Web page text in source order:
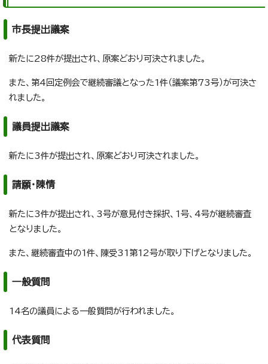
市長提出議案
新たに28件が提出され、原案どおり可決されました。
また、第4回定例会で継続審議となった1件（議案第73号）が可決さ
れました。
議員提出議案
新たに3件が提出され、原案どおり可決されました。
請願・陳情
新たに3件が提出され、3号が意見付き採択、1号、4号が継続審査
となりました。
また、継続審査中の1件、陳受31第12号が取り下げとなりました。
一般質問
14名の議員による一般質問が行われました。
代表質問